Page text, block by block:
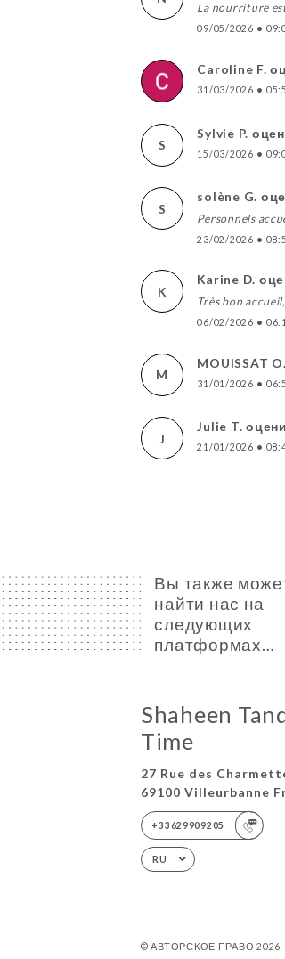
La nourriture
09/05/2026 •
Caroline F.
31/03/2026 •
S
Sylvie P.
15/03/2026 •
S
solène G.
Personnels
23/02/2026 •
K
Karine D.
Très bon
06/02/2026 •
M
MOUISSAT
31/01/2026 •
J
Julie T.
21/01/2026 •
Вы также
найти нас на
следующих
платформах…
Shaheen
Time
27 Rue des
69100 Villeurbanne
+33629909205
RU
© АВТОРСКОЕ ПРАВО 2026 -